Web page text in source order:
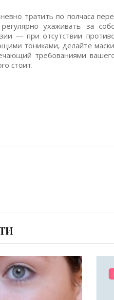
тратить по полчаса
ухаживать за
— при отсутствии
тониками, делайте
требованиями
стоит.